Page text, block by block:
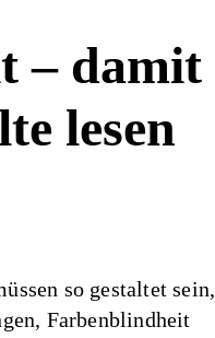
– damit
lesen
so gestaltet sein,
Farbenblindheit